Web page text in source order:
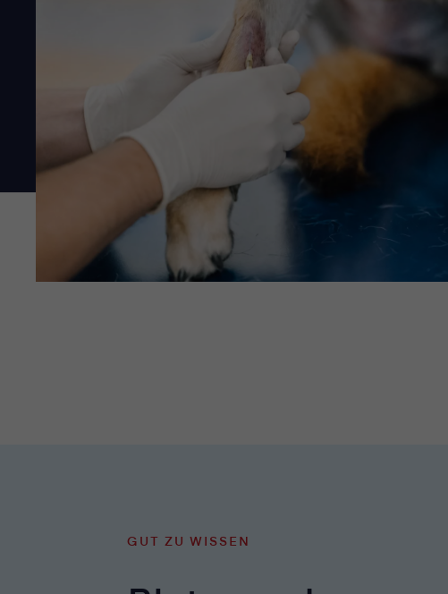
GUT ZU WISSEN